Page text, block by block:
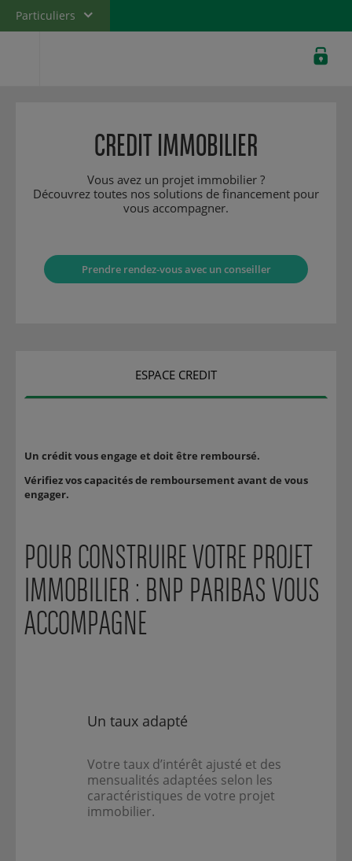
Particuliers
CREDIT IMMOBILIER
Vous avez un projet immobilier ?
Découvrez toutes nos solutions de financement pour
vous accompagner.
Prendre rendez-vous avec un conseiller
ESPACE CREDIT
Un crédit vous engage et doit être remboursé.
Vérifiez vos capacités de remboursement avant de vous
engager.
POUR CONSTRUIRE VOTRE PROJET
IMMOBILIER : BNP PARIBAS VOUS
ACCOMPAGNE
Un taux adapté
Votre taux d’intérêt ajusté et des
mensualités adaptées selon les
caractéristiques de votre projet
immobilier.